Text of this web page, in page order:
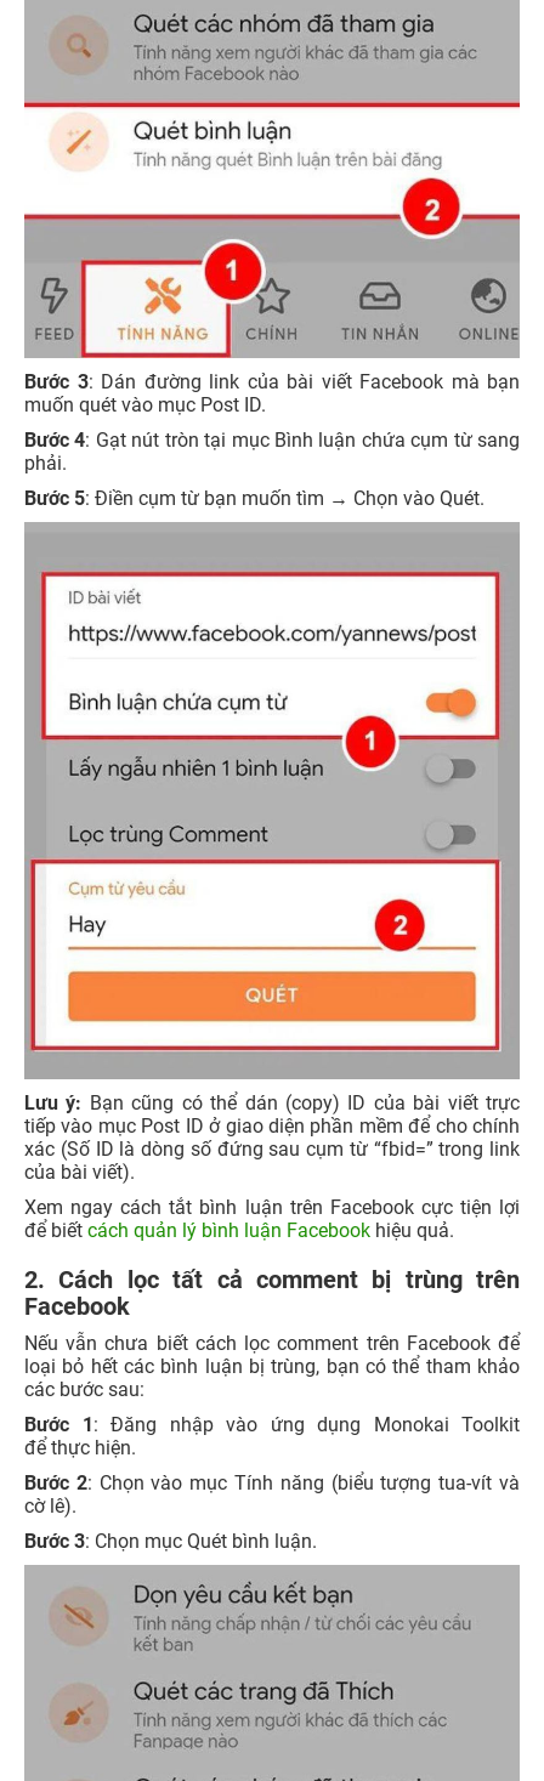
Bước 3: Dán đường link của bài viết Facebook mà bạn
muốn quét vào mục Post ID.
Bước 4: Gạt nút tròn tại mục Bình luận chứa cụm từ sang
phải.
Bước 5: Điền cụm từ bạn muốn tìm → Chọn vào Quét.
Lưu ý: Bạn cũng có thể dán (copy) ID của bài viết trực
tiếp vào mục Post ID ở giao diện phần mềm để cho chính
xác (Số ID là dòng số đứng sau cụm từ “fbid=” trong link
của bài viết).
Xem ngay cách tắt bình luận trên Facebook cực tiện lợi
để biết cách quản lý bình luận Facebook hiệu quả.
2. Cách lọc tất cả comment bị trùng trên
Facebook
Nếu vẫn chưa biết cách lọc comment trên Facebook để
loại bỏ hết các bình luận bị trùng, bạn có thể tham khảo
các bước sau:
Bước 1 : Đăng nhập vào ứng dụng Monokai Toolkit
để thực hiện.
Bước 2: Chọn vào mục Tính năng (biểu tượng tua-vít và
cờ lê).
Bước 3: Chọn mục Quét bình luận.